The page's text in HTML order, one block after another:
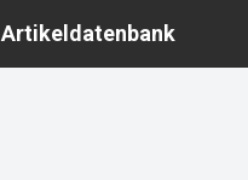
Artikeldatenbank